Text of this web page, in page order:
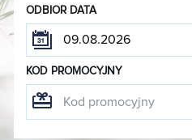
ODBIOR DATA
KOD PROMOCYJNY